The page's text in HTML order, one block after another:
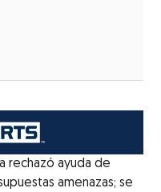
rechazó ayuda de
amenazas; se